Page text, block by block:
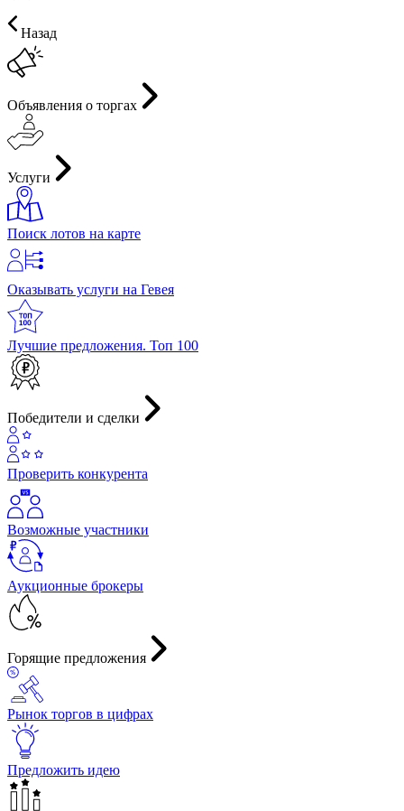
Назад
Объявления о торгах
Услуги
Поиск лотов на карте
Оказывать услуги на Гевея
Лучшие предложения. Топ 100
Победители и сделки
Проверить конкурента
Возможные участники
Аукционные брокеры
Горящие предложения
Рынок торгов в цифрах
Предложить идею